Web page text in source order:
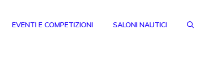
EVENTI E COMPETIZIONI SALONI NAUTICI